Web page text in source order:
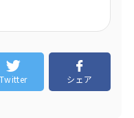
Twitter シェア